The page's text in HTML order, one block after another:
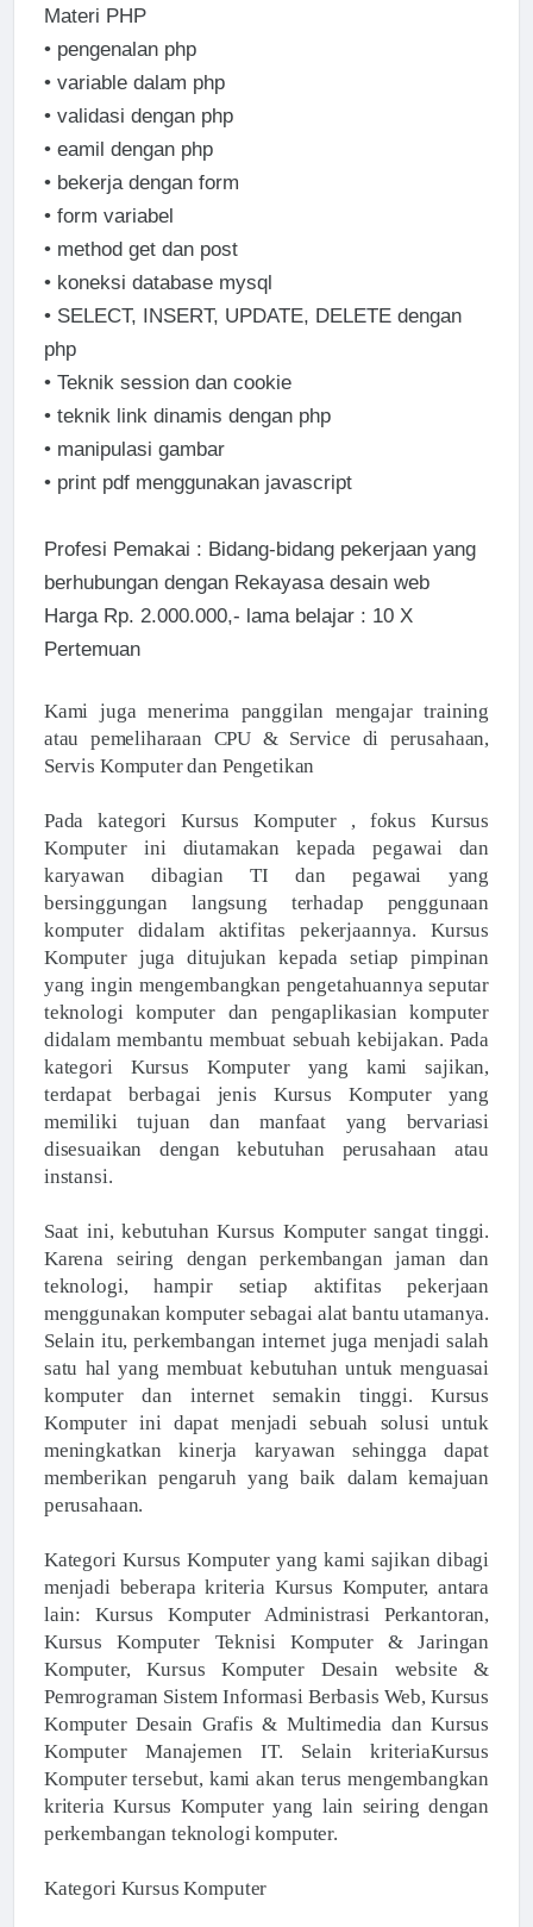
Materi PHP
• pengenalan php
• variable dalam php
• validasi dengan php
• eamil dengan php
• bekerja dengan form
• form variabel
• method get dan post
• koneksi database mysql
• SELECT, INSERT, UPDATE, DELETE dengan
php
• Teknik session dan cookie
• teknik link dinamis dengan php
• manipulasi gambar
• print pdf menggunakan javascript
Profesi Pemakai : Bidang-bidang pekerjaan yang
berhubungan dengan Rekayasa desain web
Harga Rp. 2.000.000,- lama belajar : 10 X
Pertemuan
Kami juga menerima panggilan mengajar training
atau pemeliharaan CPU & Service di perusahaan,
Servis Komputer dan Pengetikan
Pada kategori Kursus Komputer , fokus Kursus
Komputer ini diutamakan kepada pegawai dan
karyawan dibagian TI dan pegawai yang
bersinggungan langsung terhadap penggunaan
komputer didalam aktifitas pekerjaannya. Kursus
Komputer juga ditujukan kepada setiap pimpinan
yang ingin mengembangkan pengetahuannya seputar
teknologi komputer dan pengaplikasian komputer
didalam membantu membuat sebuah kebijakan. Pada
kategori Kursus Komputer yang kami sajikan,
terdapat berbagai jenis Kursus Komputer yang
memiliki tujuan dan manfaat yang bervariasi
disesuaikan dengan kebutuhan perusahaan atau
instansi.
Saat ini, kebutuhan Kursus Komputer sangat tinggi.
Karena seiring dengan perkembangan jaman dan
teknologi, hampir setiap aktifitas pekerjaan
menggunakan komputer sebagai alat bantu utamanya.
Selain itu, perkembangan internet juga menjadi salah
satu hal yang membuat kebutuhan untuk menguasai
komputer dan internet semakin tinggi. Kursus
Komputer ini dapat menjadi sebuah solusi untuk
meningkatkan kinerja karyawan sehingga dapat
memberikan pengaruh yang baik dalam kemajuan
perusahaan.
Kategori Kursus Komputer yang kami sajikan dibagi
menjadi beberapa kriteria Kursus Komputer, antara
lain: Kursus Komputer Administrasi Perkantoran,
Kursus Komputer Teknisi Komputer & Jaringan
Komputer, Kursus Komputer Desain website &
Pemrograman Sistem Informasi Berbasis Web, Kursus
Komputer Desain Grafis & Multimedia dan Kursus
Komputer Manajemen IT. Selain kriteriaKursus
Komputer tersebut, kami akan terus mengembangkan
kriteria Kursus Komputer yang lain seiring dengan
perkembangan teknologi komputer.
Kategori Kursus Komputer